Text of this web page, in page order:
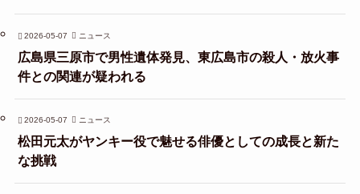
2026-05-07 ニュース
広島県三原市で男性遺体発見、東広島市の殺人・放火事
件との関連が疑われる
2026-05-07 ニュース
松田元太がヤンキー役で魅せる俳優としての成長と新た
な挑戦